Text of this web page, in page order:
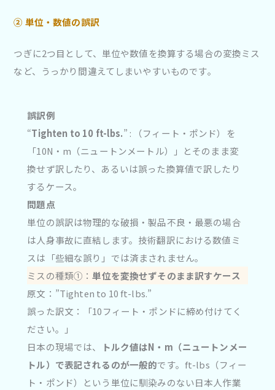
② 単位・数値の誤訳
つぎに2つ目として、単位や数値を換算する場合の変換ミス
など、うっかり間違えてしまいやすいものです。
誤訳例
“Tighten to 10 ft-lbs.” : （フィート・ポンド）を
「10N・m（ニュートンメートル）」とそのまま変
換せず訳したり、あるいは誤った換算値で訳したり
するケース。
問題点
単位の誤訳は物理的な破損・製品不良・最悪の場合
は人身事故に直結します。技術翻訳における数値ミ
スは「些細な誤り」では済まされません。
ミスの種類①：単位を変換せずそのまま訳すケース
原文：”Tighten to 10 ft-lbs.”
誤った訳文：「10フィート・ポンドに締め付けてく
ださい。」
日本の現場では、
トルク値はN・m（ニュートンメー
トル）で表記されるのが一般的です。ft-lbs（フィー
ト・ポンド）という単位に馴染みのない日本人作業